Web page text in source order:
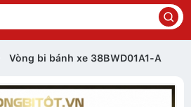
Vòng bi bánh xe 38BWD01A1-A